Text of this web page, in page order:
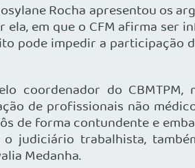
Rocha apresentou os
ela, em que o CFM afirma ser
pode impedir a
coordenador do
de profissionais não
de forma contundente e
judiciário trabalhista,
Medanha.